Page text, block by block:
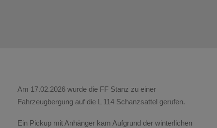
Am 17.02.2026 wurde die FF Stanz zu einer
Fahrzeugbergung auf die L 114 Schanzsattel gerufen.
Ein Pickup mit Anhänger kam Aufgrund der winterlichen